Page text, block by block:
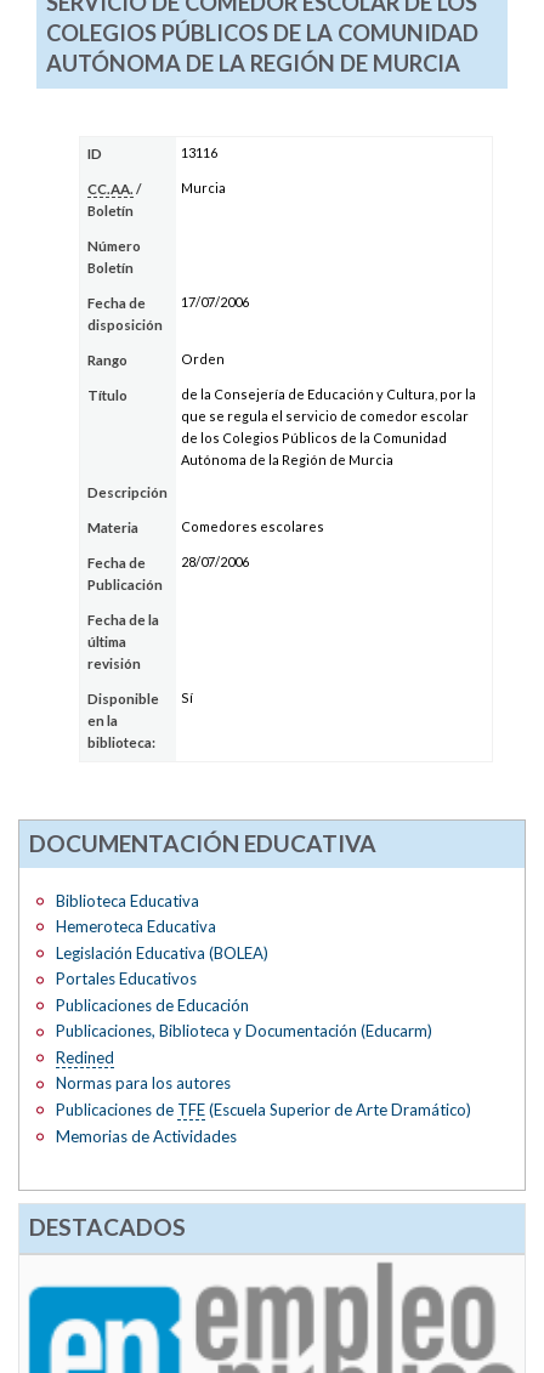
COLEGIOS PÚBLICOS DE LA COMUNIDAD
AUTÓNOMA DE LA REGIÓN DE MURCIA
ID 13116
CC.AA. /
Boletín
Murcia
Número
Boletín
Fecha de
disposición
17/07/2006
Rango Orden
Título
de la Consejería de Educación y Cultura, por la
que se regula el servicio de comedor escolar
de los Colegios Públicos de la Comunidad
Autónoma de la Región de Murcia
Descripción
Materia Comedores escolares
Fecha de
Publicación
28/07/2006
Fecha de la
última
revisión
Disponible
en la
biblioteca:
Sí
DOCUMENTACIÓN EDUCATIVA
Biblioteca Educativa
Hemeroteca Educativa
Legislación Educativa (BOLEA)
Portales Educativos
Publicaciones de Educación
Publicaciones, Biblioteca y Documentación (Educarm)
Redined
Normas para los autores
Publicaciones de TFE(Escuela Superior de Arte Dramático)
Memorias de Actividades
DESTACADOS